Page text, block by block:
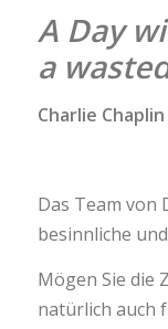
A Day
a
Charlie Chaplin
Das Team von
besinnliche
Mögen Sie die
natürlich auch